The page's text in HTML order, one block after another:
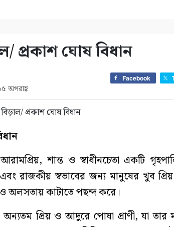
প্রকাশ ঘোষ বিধান
অপরাহ্ণ
Facebook
শান্ত ও স্বাধীনচেতা একটি
রাজকীয় স্বভাবের জন্য মানুষের খুব
অলসতায় কাটাতে পছন্দ করে।
অন্যতম প্রিয় ও আদুরে পোষা প্রাণী, যা তার